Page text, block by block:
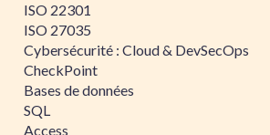
ISO 22301
ISO 27035
Cybersécurité : Cloud & DevSecOps
CheckPoint
Bases de données
SQL
Access